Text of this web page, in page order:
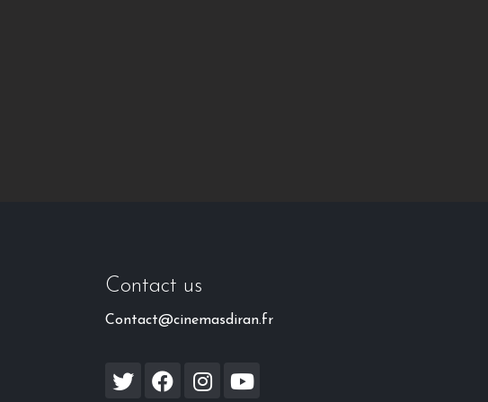
Contact us
Contact@cinemasdiran.fr